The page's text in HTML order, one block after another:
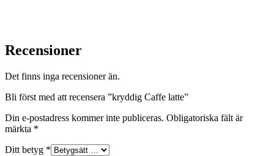
Recensioner
Det finns inga recensioner än.
Bli först med att recensera ”kryddig Caffe latte”
Din e-postadress kommer inte publiceras. Obligatoriska fält är
märkta *
Ditt betyg *